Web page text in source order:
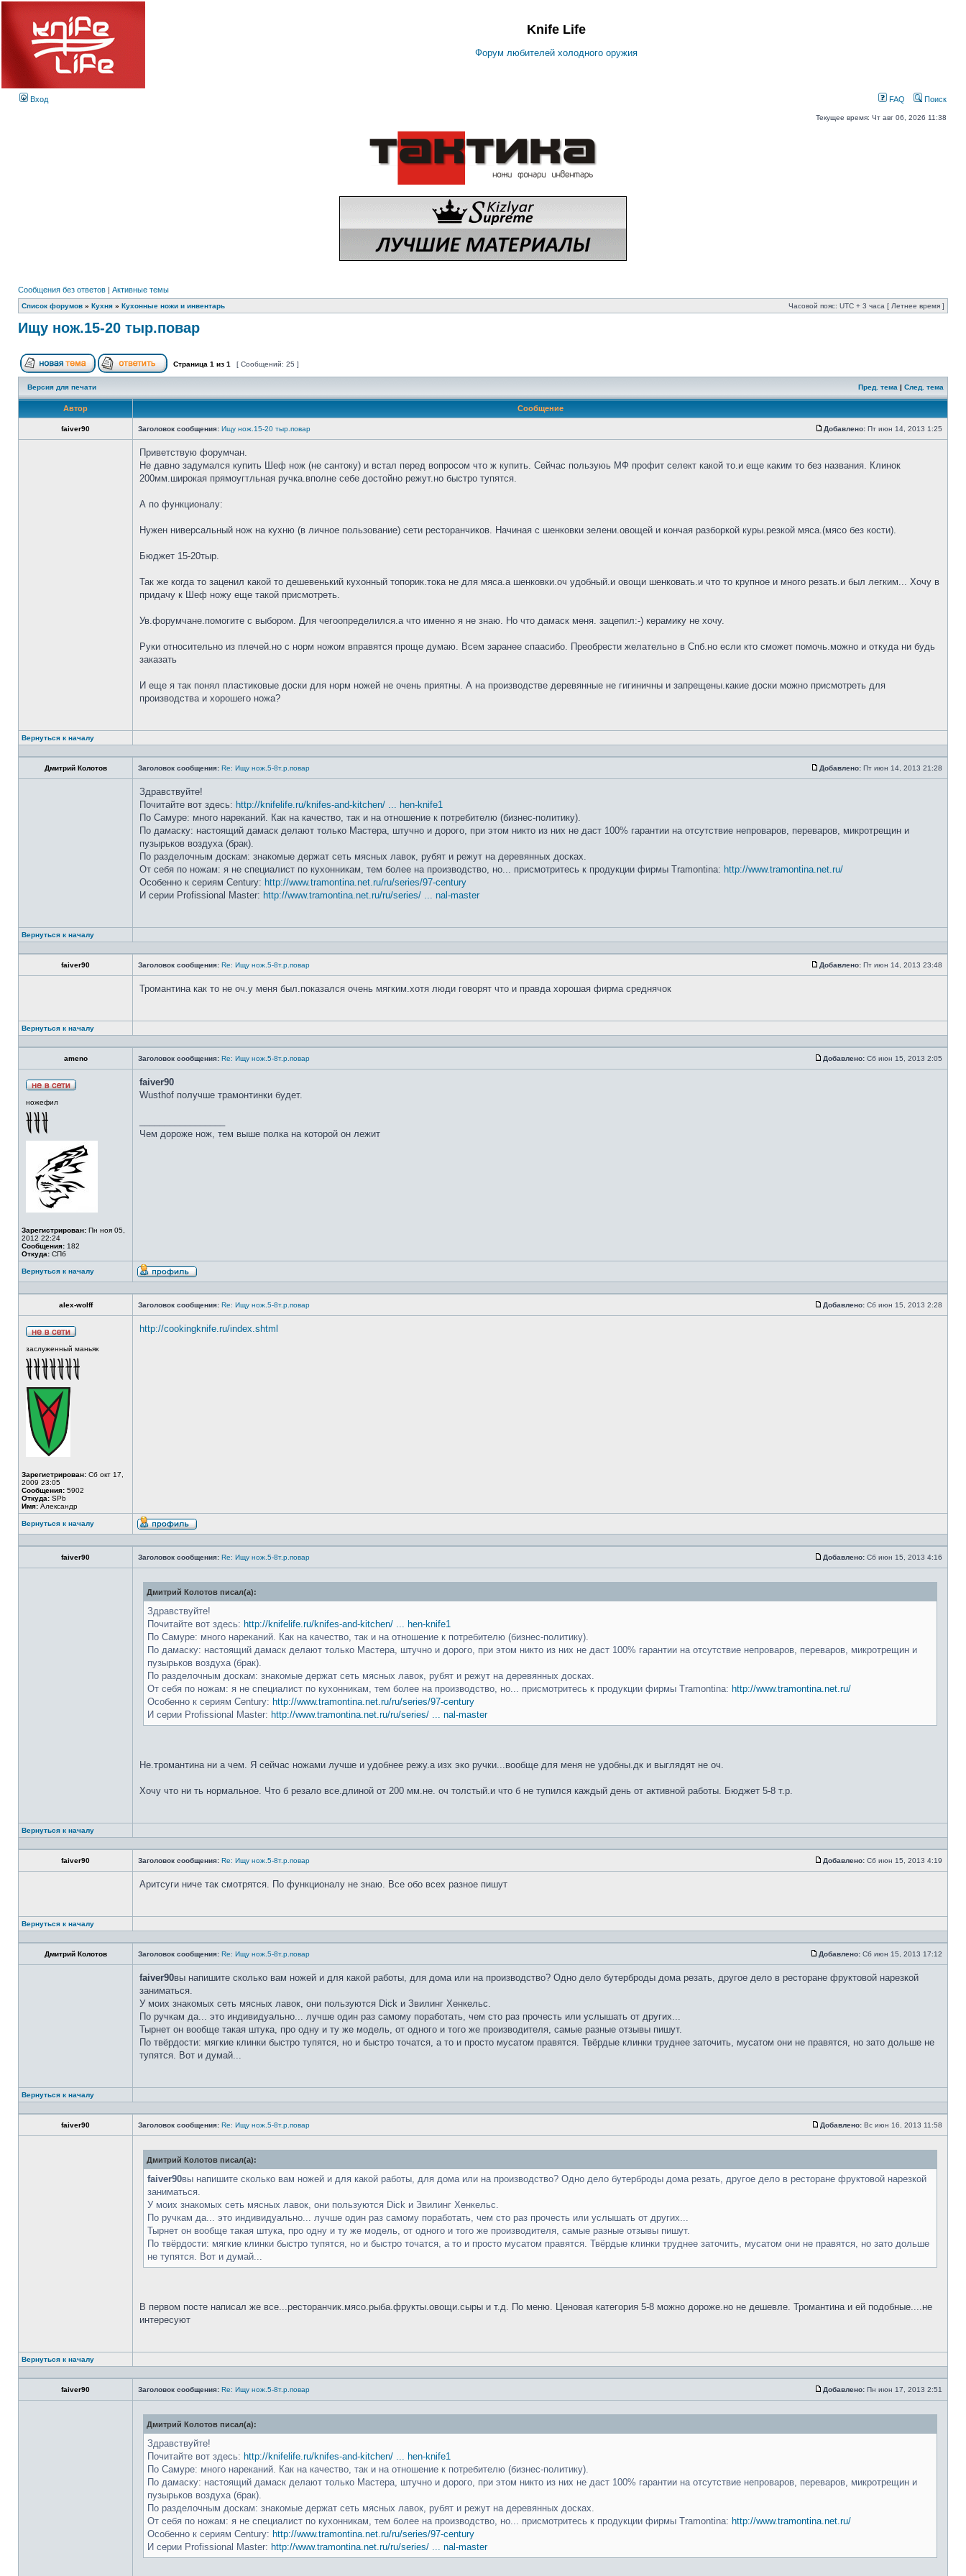
Knife Life
Форум любителей холодного оружия
Вход FAQ Поиск
Текущее время: Чт авг 06, 2026 11:38
Сообщения без ответов | Активные темы
Список форумов » Кухня » Кухонные ножи и инвентарь Часовой пояс: UTC + 3 часа [ Летнее время ]
Ищу нож.15-20 тыр.повар
Страница 1 из 1 [ Сообщений: 25 ]
Версия для печати Пред. тема | След. тема
Автор Сообщение
faiver90 Заголовок сообщения: Ищу нож.15-20 тыр.повар Добавлено: Пт июн 14, 2013 1:25
Приветствую форумчан.
Не давно задумался купить Шеф нож (не сантоку) и встал перед вопросом что ж купить. Сейчас пользуюь МФ профит селект какой то.и еще каким то без названия. Клинок
200мм.широкая прямоугтльная ручка.вполне себе достойно режут.но быстро тупятся.
А по функционалу:
Нужен ниверсальный нож на кухню (в личное пользование) сети ресторанчиков. Начиная с шенковки зелени.овощей и кончая разборкой куры.резкой мяса.(мясо без кости).
Бюджет 15-20тыр.
Так же когда то заценил какой то дешевенький кухонный топорик.тока не для мяса.а шенковки.оч удобный.и овощи шенковать.и что то крупное и много резать.и был легким... Хочу в
придачу к Шеф ножу еще такой присмотреть.
Ув.форумчане.помогите с выбором. Для чегоопределился.а что именно я не знаю. Но что дамаск меня. зацепил:-) керамику не хочу.
Руки относительно из плечей.но с норм ножом вправятся проще думаю. Всем заранее спаасибо. Преобрести желательно в Спб.но если кто сможет помочь.можно и откуда ни будь
заказать
И еще я так понял пластиковые доски для норм ножей не очень приятны. А на производстве деревянные не гигиничны и запрещены.какие доски можно присмотреть для
производства и хорошего ножа?
Вернуться к началу
Дмитрий Колотов Заголовок сообщения: Re: Ищу нож.5-8т.р.повар Добавлено: Пт июн 14, 2013 21:28
Здравствуйте!
Почитайте вот здесь: http://knifelife.ru/knifes-and-kitchen/ ... hen-knife1
По Самуре: много нареканий. Как на качество, так и на отношение к потребителю (бизнес-политику).
По дамаску: настоящий дамаск делают только Мастера, штучно и дорого, при этом никто из них не даст 100% гарантии на отсутствие непроваров, переваров, микротрещин и
пузырьков воздуха (брак).
По разделочным доскам: знакомые держат сеть мясных лавок, рубят и режут на деревянных досках.
От себя по ножам: я не специалист по кухонникам, тем более на производство, но... присмотритесь к продукции фирмы Tramontina: http://www.tramontina.net.ru/
Особенно к сериям Century: http://www.tramontina.net.ru/ru/series/97-century
И серии Profissional Master: http://www.tramontina.net.ru/ru/series/ ... nal-master
Вернуться к началу
faiver90 Заголовок сообщения: Re: Ищу нож.5-8т.р.повар Добавлено: Пт июн 14, 2013 23:48
Тромантина как то не оч.у меня был.показался очень мягким.хотя люди говорят что и правда хорошая фирма среднячок
Вернуться к началу
ameno Заголовок сообщения: Re: Ищу нож.5-8т.р.повар Добавлено: Сб июн 15, 2013 2:05
ножефил
Зарегистрирован: Пн ноя 05,
2012 22:24
Сообщения: 182
Откуда: СПб
faiver90
Wusthof получше трамонтинки будет.
Чем дороже нож, тем выше полка на которой он лежит
Вернуться к началу
alex-wolff Заголовок сообщения: Re: Ищу нож.5-8т.р.повар Добавлено: Сб июн 15, 2013 2:28
заслуженный маньяк
Зарегистрирован: Сб окт 17,
2009 23:05
Сообщения: 5902
Откуда: SPb
Имя: Александр
http://cookingknife.ru/index.shtml
Вернуться к началу
faiver90 Заголовок сообщения: Re: Ищу нож.5-8т.р.повар Добавлено: Сб июн 15, 2013 4:16
Дмитрий Колотов писал(а):
Здравствуйте!
Почитайте вот здесь: http://knifelife.ru/knifes-and-kitchen/ ... hen-knife1
По Самуре: много нареканий. Как на качество, так и на отношение к потребителю (бизнес-политику).
По дамаску: настоящий дамаск делают только Мастера, штучно и дорого, при этом никто из них не даст 100% гарантии на отсутствие непроваров, переваров, микротрещин и
пузырьков воздуха (брак).
По разделочным доскам: знакомые держат сеть мясных лавок, рубят и режут на деревянных досках.
От себя по ножам: я не специалист по кухонникам, тем более на производство, но... присмотритесь к продукции фирмы Tramontina: http://www.tramontina.net.ru/
Особенно к сериям Century: http://www.tramontina.net.ru/ru/series/97-century
И серии Profissional Master: http://www.tramontina.net.ru/ru/series/ ... nal-master
Не.тромантина ни а чем. Я сейчас ножами лучше и удобнее режу.а изх эко ручки...вообще для меня не удобны.дк и выглядят не оч.
Хочу что ни ть нормальное. Что б резало все.длиной от 200 мм.не. оч толстый.и что б не тупился каждый день от активной работы. Бюджет 5-8 т.р.
Вернуться к началу
faiver90 Заголовок сообщения: Re: Ищу нож.5-8т.р.повар Добавлено: Сб июн 15, 2013 4:19
Аритсуги ниче так смотрятся. По функционалу не знаю. Все обо всех разное пишут
Вернуться к началу
Дмитрий Колотов Заголовок сообщения: Re: Ищу нож.5-8т.р.повар Добавлено: Сб июн 15, 2013 17:12
faiver90вы напишите сколько вам ножей и для какой работы, для дома или на производство? Одно дело бутерброды дома резать, другое дело в ресторане фруктовой нарезкой
заниматься.
У моих знакомых сеть мясных лавок, они пользуются Dick и Звилинг Хенкельс.
По ручкам да... это индивидуально... лучше один раз самому поработать, чем сто раз прочесть или услышать от других...
Тырнет он вообще такая штука, про одну и ту же модель, от одного и того же производителя, самые разные отзывы пишут.
По твёрдости: мягкие клинки быстро тупятся, но и быстро точатся, а то и просто мусатом правятся. Твёрдые клинки труднее заточить, мусатом они не правятся, но зато дольше не
тупятся. Вот и думай...
Вернуться к началу
faiver90 Заголовок сообщения: Re: Ищу нож.5-8т.р.повар Добавлено: Вс июн 16, 2013 11:58
Дмитрий Колотов писал(а):
faiver90вы напишите сколько вам ножей и для какой работы, для дома или на производство? Одно дело бутерброды дома резать, другое дело в ресторане фруктовой нарезкой
заниматься.
У моих знакомых сеть мясных лавок, они пользуются Dick и Звилинг Хенкельс.
По ручкам да... это индивидуально... лучше один раз самому поработать, чем сто раз прочесть или услышать от других...
Тырнет он вообще такая штука, про одну и ту же модель, от одного и того же производителя, самые разные отзывы пишут.
По твёрдости: мягкие клинки быстро тупятся, но и быстро точатся, а то и просто мусатом правятся. Твёрдые клинки труднее заточить, мусатом они не правятся, но зато дольше
не тупятся. Вот и думай...
В первом посте написал же все...ресторанчик.мясо.рыба.фрукты.овощи.сыры и т.д. По меню. Ценовая категория 5-8 можно дороже.но не дешевле. Тромантина и ей подобные....не
интересуют
Вернуться к началу
faiver90 Заголовок сообщения: Re: Ищу нож.5-8т.р.повар Добавлено: Пн июн 17, 2013 2:51
Дмитрий Колотов писал(а):
Здравствуйте!
Почитайте вот здесь: http://knifelife.ru/knifes-and-kitchen/ ... hen-knife1
По Самуре: много нареканий. Как на качество, так и на отношение к потребителю (бизнес-политику).
По дамаску: настоящий дамаск делают только Мастера, штучно и дорого, при этом никто из них не даст 100% гарантии на отсутствие непроваров, переваров, микротрещин и
пузырьков воздуха (брак).
По разделочным доскам: знакомые держат сеть мясных лавок, рубят и режут на деревянных досках.
От себя по ножам: я не специалист по кухонникам, тем более на производство, но... присмотритесь к продукции фирмы Tramontina: http://www.tramontina.net.ru/
Особенно к сериям Century: http://www.tramontina.net.ru/ru/series/97-century
И серии Profissional Master: http://www.tramontina.net.ru/ru/series/ ... nal-master